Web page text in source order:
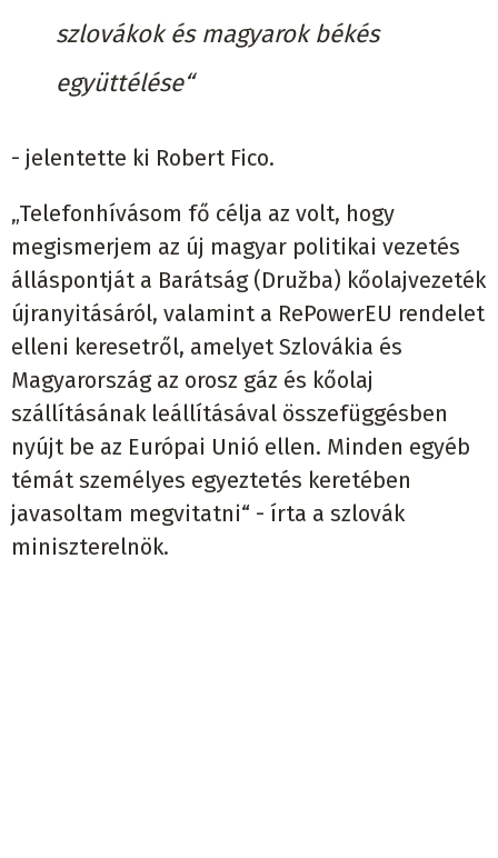
szlovákok és magyarok békés
együttélése“
- jelentette ki Robert Fico.
„Telefonhívásom fő célja az volt, hogy
megismerjem az új magyar politikai vezetés
álláspontját a Barátság (Družba) kőolajvezeték
újranyitásáról, valamint a RePowerEU rendelet
elleni keresetről, amelyet Szlovákia és
Magyarország az orosz gáz és kőolaj
szállításának leállításával összefüggésben
nyújt be az Európai Unió ellen. Minden egyéb
témát személyes egyeztetés keretében
javasoltam megvitatni“ - írta a szlovák
miniszterelnök.